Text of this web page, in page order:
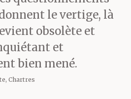
le vertige, là
obsolète et
et
bien mené.
Chartres